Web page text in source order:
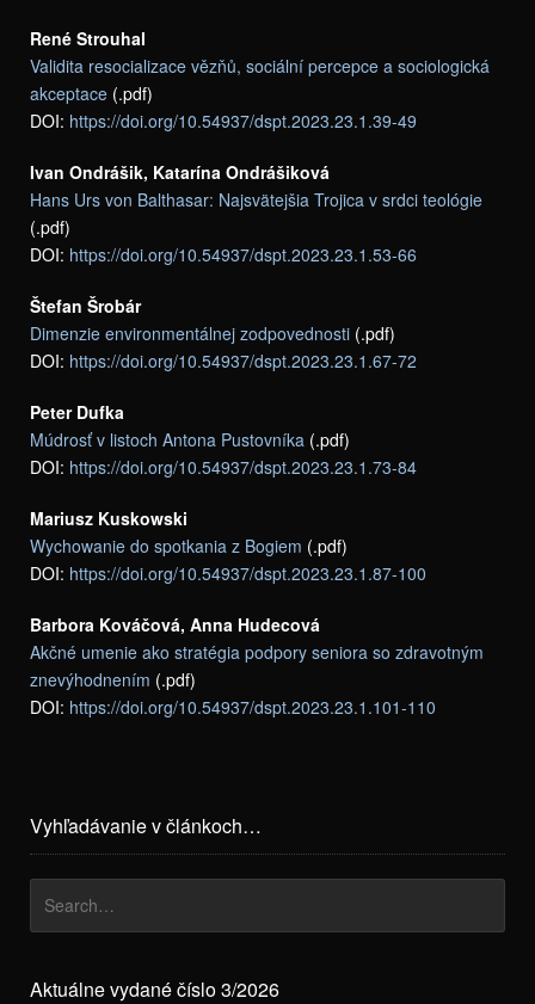
René Strouhal
Validita resocializace vězňů, sociální percepce a sociologická
akceptace (.pdf)
DOI: https://doi.org/10.54937/dspt.2023.23.1.39-49
Ivan Ondrášik, Katarína Ondrášiková
Hans Urs von Balthasar: Najsvätejšia Trojica v srdci teológie
(.pdf)
DOI: https://doi.org/10.54937/dspt.2023.23.1.53-66
Štefan Šrobár
Dimenzie environmentálnej zodpovednosti (.pdf)
DOI: https://doi.org/10.54937/dspt.2023.23.1.67-72
Peter Dufka
Múdrosť v listoch Antona Pustovníka (.pdf)
DOI: https://doi.org/10.54937/dspt.2023.23.1.73-84
Mariusz Kuskowski
Wychowanie do spotkania z Bogiem (.pdf)
DOI: https://doi.org/10.54937/dspt.2023.23.1.87-100
Barbora Kováčová, Anna Hudecová
Akčné umenie ako stratégia podpory seniora so zdravotným
znevýhodnením (.pdf)
DOI: https://doi.org/10.54937/dspt.2023.23.1.101-110
Vyhľadávanie v článkoch…
Aktuálne vydané číslo 3/2026